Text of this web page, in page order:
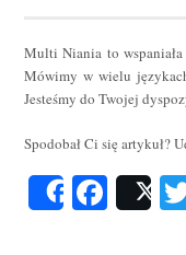
Multi Niania to
Mówimy w wielu
Jesteśmy do Twojej
Spodobał Ci się artykuł?
Share